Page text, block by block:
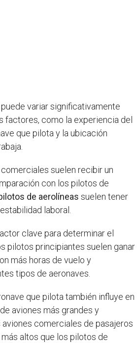
puede variar significativamente
factores, como la experiencia del
que pilota y la ubicación
suelen recibir un
con los pilotos de
de aerolíneas suelen tener
laboral.
clave para determinar el
pilotos principiantes suelen ganar
más horas de vuelo y
tipos de aeronaves.
que pilota también influye en
aviones más grandes y
comerciales de pasajeros
altos que los pilotos de